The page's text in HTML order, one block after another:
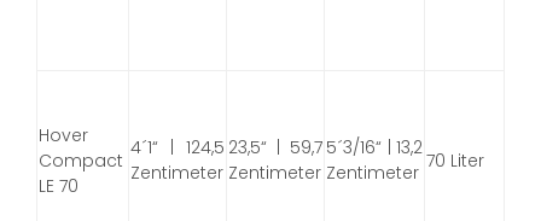
Hover
Compact
LE 70
4´1“ | 124,5
Zentimeter
23,5“ | 59,7
Zentimeter
5´3/16“ | 13,2
Zentimeter 70 Liter